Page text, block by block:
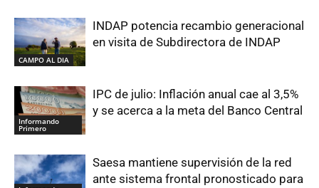
CAMPO AL DIA
INDAP potencia recambio generacional
en visita de Subdirectora de INDAP
Informando
Primero
IPC de julio: Inflación anual cae al 3,5%
y se acerca a la meta del Banco Central
Saesa mantiene supervisión de la red
ante sistema frontal pronosticado para